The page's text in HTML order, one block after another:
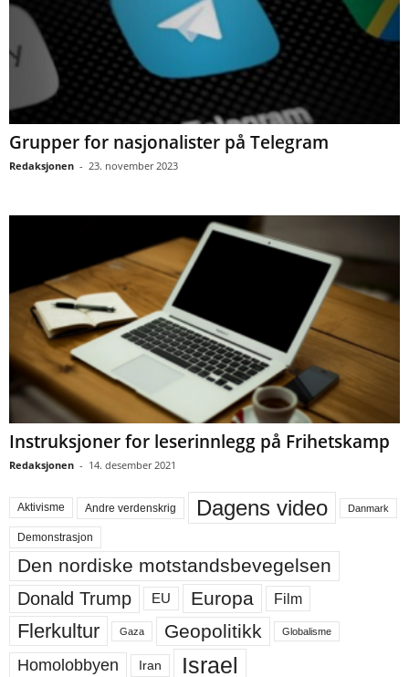
Grupper for nasjonalister på Telegram
Redaksjonen - 23. november 2023
Instruksjoner for leserinnlegg på Frihetskamp
Redaksjonen - 14. desember 2021
Aktivisme Andre verdenskrig Dagens video Danmark
Demonstrasjon
Den nordiske motstandsbevegelsen
Donald Trump EU Europa Film
Flerkultur Gaza Geopolitikk Globalisme
Homolobbyen Iran Israel